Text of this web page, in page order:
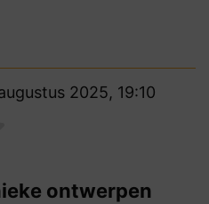
2025, 19:10
ontwerpen